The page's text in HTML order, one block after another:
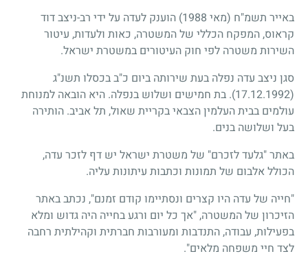
באייר תשמ"ח (מאי 1988) הוענק לעדה על ידי רב-ניצב דוד
קראוס, המפקח הכללי של המשטרה, כאות ולעדות, עיטור
השירות משטרה לפי חוק העיטורים במשטרת ישראל.
סגן ניצב עדה נפלה בעת שירותה ביום כ"ב בכסלו תשנ"ג
(17.12.1992)
. בת חמישים ושלוש בנפלה. היא הובאה למנוחת
עולמים בבית העלמין הצבאי בקריית שאול, תל אביב. הותירה
בעל ושלושה בנים.
באתר "גלעד לזכרם" של משטרת ישראל יש דף לזכר עדה,
הכולל אלבום של תמונות וכתבות עיתונות עליה.
"חייה של עדה היו קצרים ונסתיימו קודם זמנם", נכתב באתר
הזיכרון של המשטרה, "אך כל יום ורגע בחייה היה גדוש ומלא
בפעילות, עבודה, התנדבות ומעורבות חברתית וקהילתית רחבה
לצד חיי משפחה מלאים".